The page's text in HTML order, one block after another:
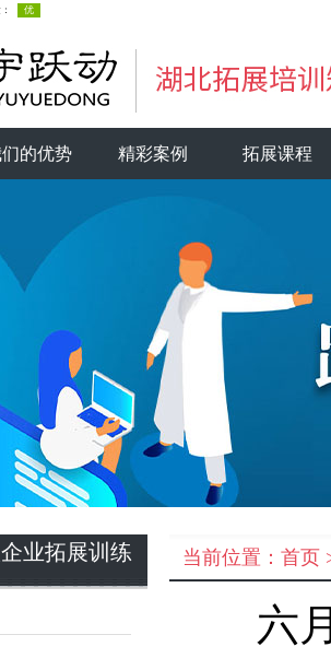
的优势 精彩案例 拓展课程
业拓展训练 当前位置： 首页
六